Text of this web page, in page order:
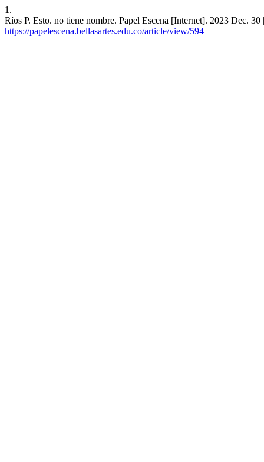
1.
Ríos P. Esto. no tiene nombre. Papel Escena [Internet]. 2023 Dec.
https://papelescena.bellasartes.edu.co/article/view/594